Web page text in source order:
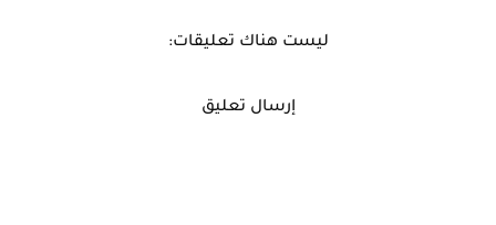
ليست هناك تعليقات:
إرسال تعليق